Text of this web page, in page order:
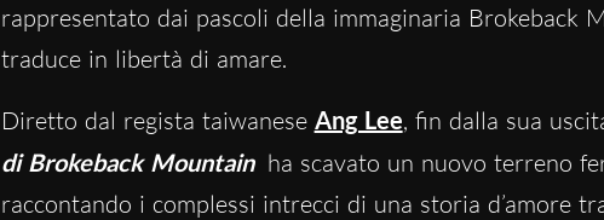
rappresentato dai pascoli della immaginaria Brokeback
traduce in libertà di amare.
Diretto dal regista taiwanese Ang Lee, fin dalla sua
di Brokeback Mountain ha scavato un nuovo terreno
raccontando i complessi intrecci di una storia d’amore